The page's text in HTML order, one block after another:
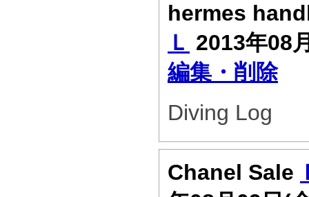
hermes
Ｌ 2013年08
編集・削除
Diving Log
Chanel Sale